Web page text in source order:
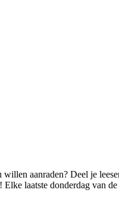
aanraden? Deel je
laatste donderdag van